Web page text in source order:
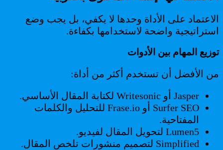
الاعتماد على الأداة وحدها لا يكفي، بل يجب وضع
استراتيجية واضحة لاستخدامها بكفاءة.
توزيع المهام بين الأدوات
من الأفضل أن تستخدم أكثر من أداة:
Jasper أو Writesonic لكتابة المقال الأساسي.
Surfer SEO أو Frase.io للتحليل والكلمات
المفتاحية.
Lumen5 لتحويل المقال لفيديو.
Simplified لتصميم منشورات تلخص المقال.